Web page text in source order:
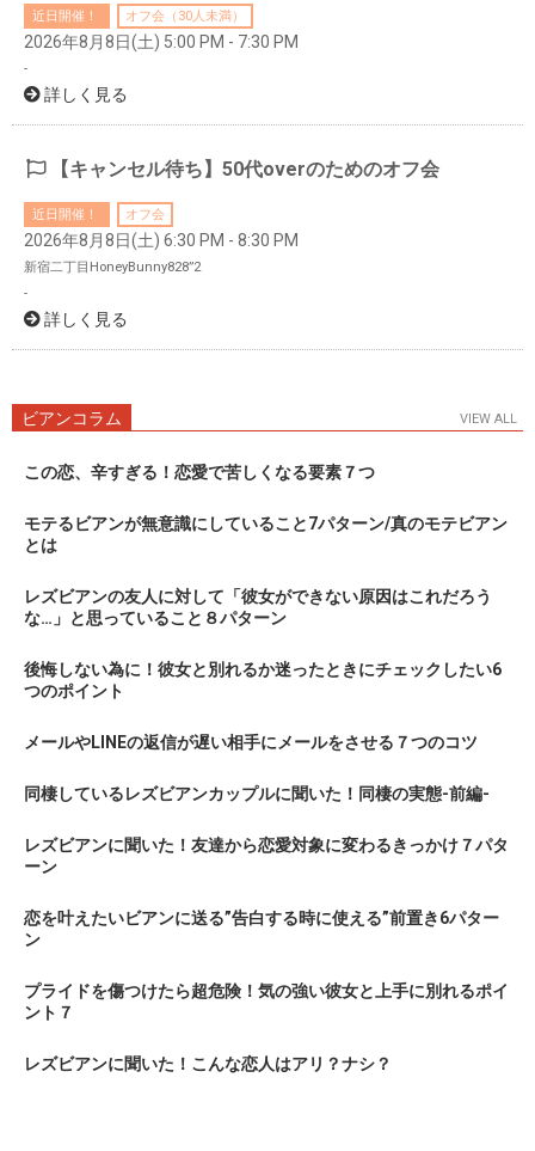
近日開催！ オフ会（30人未満）
2026年8月8日(土) 5:00 PM - 7:30 PM
-
詳しく見る
【キャンセル待ち】50代overのためのオフ会
近日開催！ オフ会
2026年8月8日(土) 6:30 PM - 8:30 PM
新宿二丁目HoneyBunny828”2
-
詳しく見る
ビアンコラム VIEW ALL
この恋、辛すぎる！恋愛で苦しくなる要素７つ
モテるビアンが無意識にしていること7パターン/真のモテビアン
とは
レズビアンの友人に対して「彼女ができない原因はこれだろう
な…」と思っていること８パターン
後悔しない為に！彼女と別れるか迷ったときにチェックしたい6
つのポイント
メールやLINEの返信が遅い相手にメールをさせる７つのコツ
同棲しているレズビアンカップルに聞いた！同棲の実態-前編-
レズビアンに聞いた！友達から恋愛対象に変わるきっかけ７パタ
ーン
恋を叶えたいビアンに送る”告白する時に使える”前置き6パター
ン
プライドを傷つけたら超危険！気の強い彼女と上手に別れるポイ
ント７
レズビアンに聞いた！こんな恋人はアリ？ナシ？